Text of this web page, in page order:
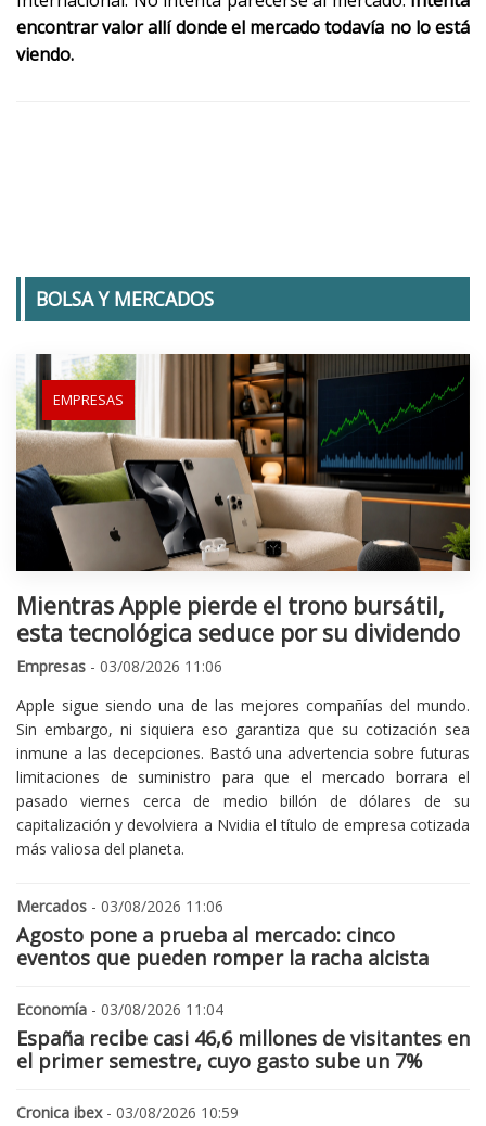
encontrar valor allí donde el mercado todavía no lo está
viendo.
BOLSA Y MERCADOS
EMPRESAS
Mientras Apple pierde el trono bursátil,
esta tecnológica seduce por su dividendo
Empresas - 03/08/2026 11:06
Apple sigue siendo una de las mejores compañías del mundo.
Sin embargo, ni siquiera eso garantiza que su cotización sea
inmune a las decepciones. Bastó una advertencia sobre futuras
limitaciones de suministro para que el mercado borrara el
pasado viernes cerca de medio billón de dólares de su
capitalización y devolviera a Nvidia el título de empresa cotizada
más valiosa del planeta.
Mercados - 03/08/2026 11:06
Agosto pone a prueba al mercado: cinco
eventos que pueden romper la racha alcista
Economía - 03/08/2026 11:04
España recibe casi 46,6 millones de visitantes en
el primer semestre, cuyo gasto sube un 7%
Cronica ibex- 03/08/2026 10:59